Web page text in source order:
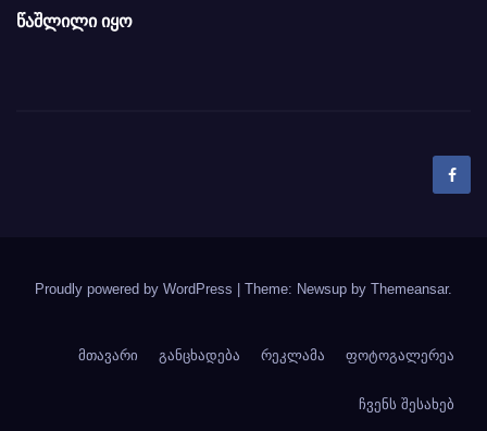
წაშლილი იყო
Proudly powered by WordPress Theme: Newsup by Themeansar.
მთავარი განცხადება რეკლამა ფოტოგალერეა
ჩვენს შესახებ